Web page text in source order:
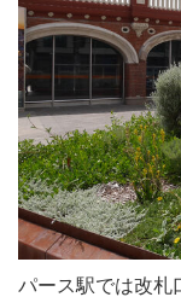
パース駅では改札